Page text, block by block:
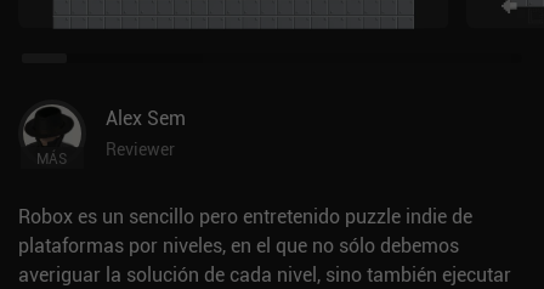
MÁS
Alex Sem
Reviewer
Robox es un sencillo pero entretenido puzzle indie de
plataformas por niveles, en el que no sólo debemos
averiguar la solución de cada nivel, sino también ejecutar